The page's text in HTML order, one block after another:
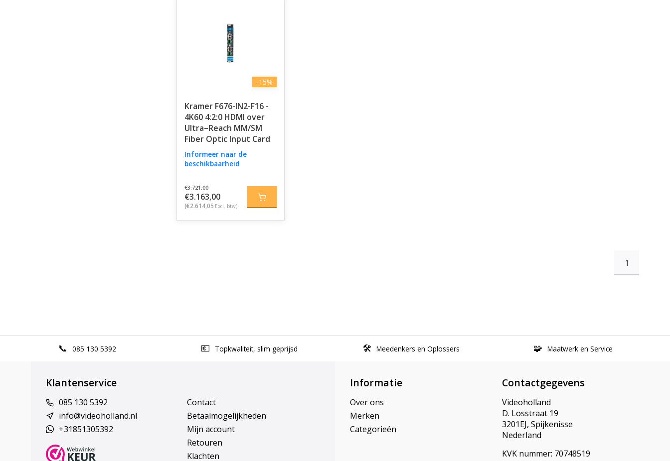
-15%
Kramer F676-IN2-F16 -
4K60 4:2:0 HDMI over
Ultra–Reach MM/SM
Fiber Optic Input Card
Informeer naar de
beschikbaarheid
€3.721,00
€3.163,00
(€2.614,05 Excl. btw)
1
085 130 5392 Topkwaliteit, slim geprijsd Meedenkers en Oplossers Maatwerk en Service
Klantenservice
085 130 5392
info@videoholland.nl
+31851305392
Contact
Betaalmogelijkheden
Mijn account
Retouren
Klachten
Informatie
Over ons
Merken
Categorieën
Contactgegevens
Videoholland
D. Losstraat 19
3201EJ, Spijkenisse
Nederland
KVK nummer: 70748519